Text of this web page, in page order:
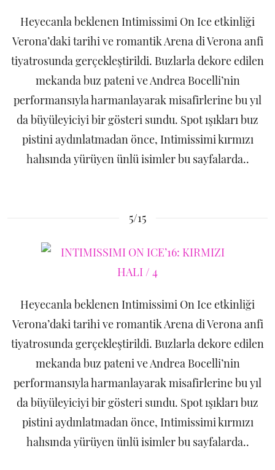
Heyecanla beklenen Intimissimi On Ice etkinliği
Verona’daki tarihi ve romantik Arena di Verona anfi
tiyatrosunda gerçekleştirildi. Buzlarla dekore edilen
mekanda buz pateni ve Andrea Bocelli’nin
performansıyla harmanlayarak misafirlerine bu yıl
da büyüleyiciyi bir gösteri sundu. Spot ışıkları buz
pistini aydınlatmadan önce, Intimissimi kırmızı
halısında yürüyen ünlü isimler bu sayfalarda..
5/15
Heyecanla beklenen Intimissimi On Ice etkinliği
Verona’daki tarihi ve romantik Arena di Verona anfi
tiyatrosunda gerçekleştirildi. Buzlarla dekore edilen
mekanda buz pateni ve Andrea Bocelli’nin
performansıyla harmanlayarak misafirlerine bu yıl
da büyüleyiciyi bir gösteri sundu. Spot ışıkları buz
pistini aydınlatmadan önce, Intimissimi kırmızı
halısında yürüyen ünlü isimler bu sayfalarda..